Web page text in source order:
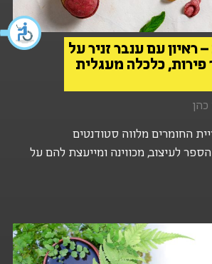
עם ענבר זניר על
פירות, כלכלה מעגלית
החומרים מלווה סטודנטים
לעיצוב, מכווינה ומייעצת להם על